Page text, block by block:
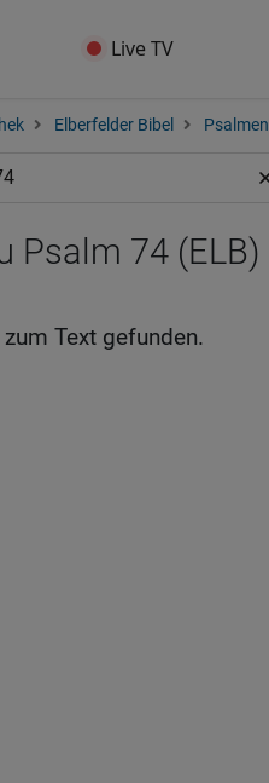
Live TV
Elberfelder Bibel Psalmen
Psalm 74 (ELB)
Text gefunden.